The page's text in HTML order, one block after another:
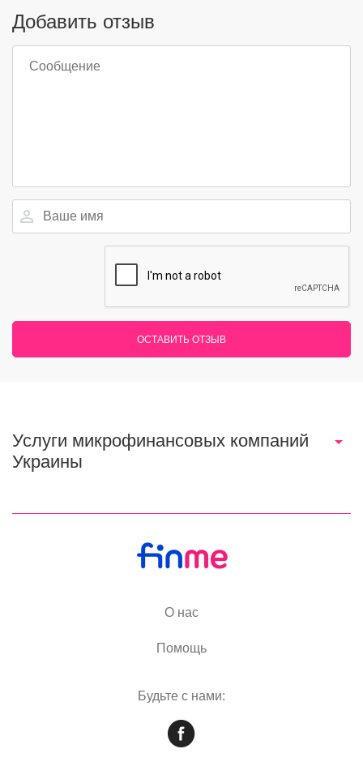
Добавить отзыв
ОСТАВИТЬ ОТЗЫВ
Услуги микрофинансовых компаний
Украины
О нас
Помощь
Будьте с нами: